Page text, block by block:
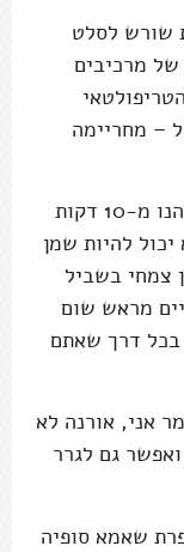
שורש לסלט
מרכיבים
– מחריימה
מתחילים להכין אותו אחרי שהירקות נהנו מ-10 דקות
להיות שמן
צמחי בשביל
מראש שום
בכל דרך שאתם
אני, אורנה לא
גם לגרר
שאמא סופיה